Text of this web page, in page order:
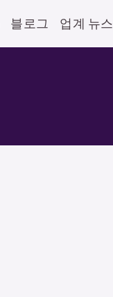
블로그 업계 뉴스